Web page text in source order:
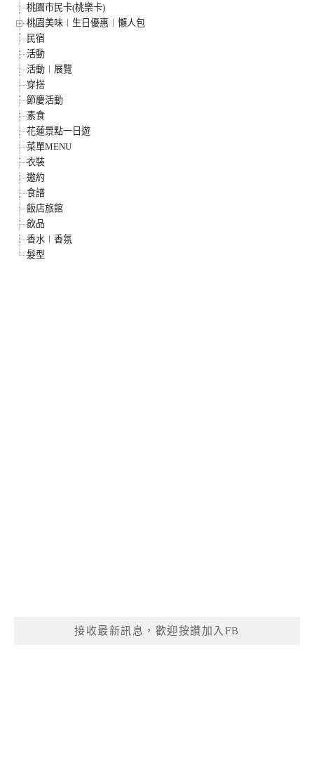
桃園市民卡(桃樂卡)
桃園美味︱生日優惠︱懶人包
民宿
活動
活動︱展覽
穿搭
節慶活動
素食
花蓮景點一日遊
菜單MENU
衣裝
邀約
食譜
飯店旅館
飲品
香水︱香氛
髮型
接收最新訊息，歡迎按讚加入FB